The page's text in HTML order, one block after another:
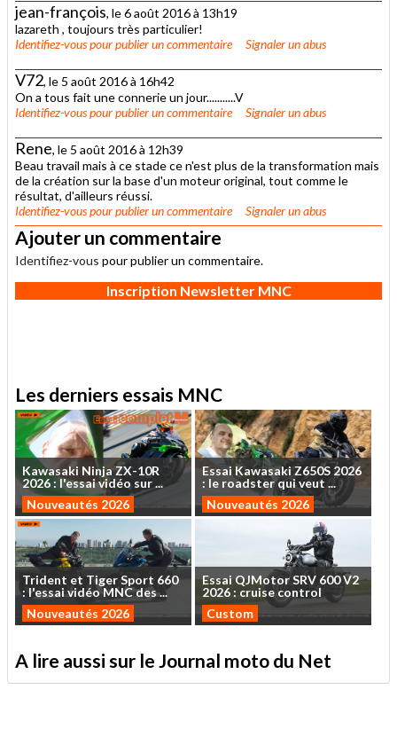
jean-françois, le 6 août 2016 à 13h19
lazareth , toujours très particulier!
Identifiez-vouspour publier un commentaire Signaler un abus
V72, le 5 août 2016 à 16h42
On a tous fait une connerie un jour...........V
Identifiez-vouspour publier un commentaire Signaler un abus
Rene, le 5 août 2016 à 12h39
Beau travail mais à ce stade ce n'est plus de la transformation mais
de la création sur la base d'un moteur original, tout comme le
résultat, d'ailleurs réussi.
Identifiez-vouspour publier un commentaire Signaler un abus
Ajouter un commentaire
Identifiez-vous pour publier un commentaire.
Inscription Newsletter MNC
Les derniers essais MNC
Kawasaki NinjaZX-10R
2026: l'essaividéo sur...
Nouveautés 2026
Essai KawasakiZ650S 2026
: le roadsterquiveut ...
Nouveautés 2026
Trident et TigerSport 660
: l'essaividéoMNCdes...
Nouveautés 2026
EssaiQJMotorSRV 600V2
2026 : cruise control
Custom
A lire aussi sur le Journal moto du Net